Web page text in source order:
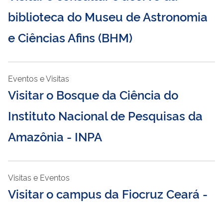
biblioteca do Museu de Astronomia
e Ciências Afins (BHM)
Eventos e Visitas
Visitar o Bosque da Ciência do
Instituto Nacional de Pesquisas da
Amazônia - INPA
Visitas e Eventos
Visitar o campus da Fiocruz Ceará -